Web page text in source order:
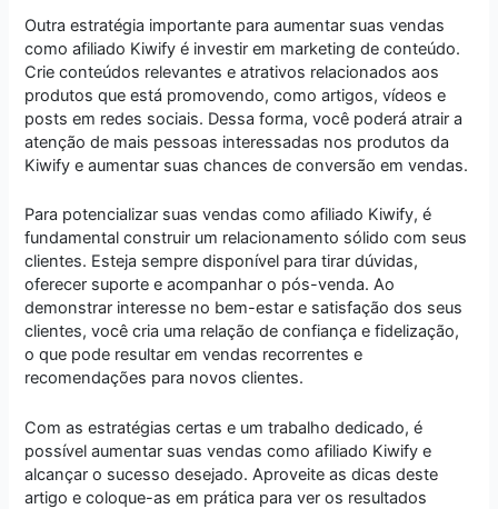
Outra estratégia importante para aumentar suas vendas
como afiliado Kiwify é investir em marketing de conteúdo.
Crie conteúdos relevantes e atrativos relacionados aos
produtos que está promovendo, como artigos, vídeos e
posts em redes sociais. Dessa forma, você poderá atrair a
atenção de mais pessoas interessadas nos produtos da
Kiwify e aumentar suas chances de conversão em vendas.
Para potencializar suas vendas como afiliado Kiwify, é
fundamental construir um relacionamento sólido com seus
clientes. Esteja sempre disponível para tirar dúvidas,
oferecer suporte e acompanhar o pós-venda. Ao
demonstrar interesse no bem-estar e satisfação dos seus
clientes, você cria uma relação de confiança e fidelização,
o que pode resultar em vendas recorrentes e
recomendações para novos clientes.
Com as estratégias certas e um trabalho dedicado, é
possível aumentar suas vendas como afiliado Kiwify e
alcançar o sucesso desejado. Aproveite as dicas deste
artigo e coloque-as em prática para ver os resultados